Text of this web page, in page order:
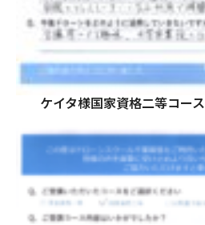
ケイタ様国家資格二等コース